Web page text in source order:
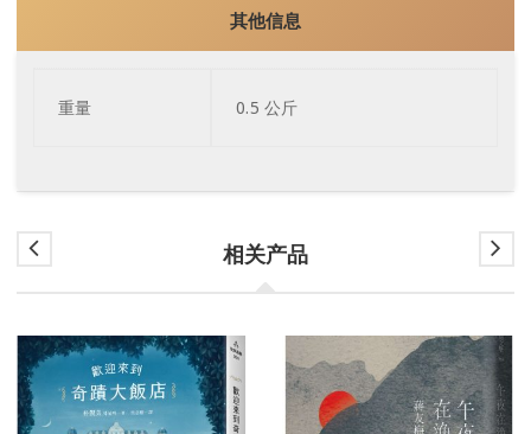
其他信息
重量 0.5 公斤
相关产品